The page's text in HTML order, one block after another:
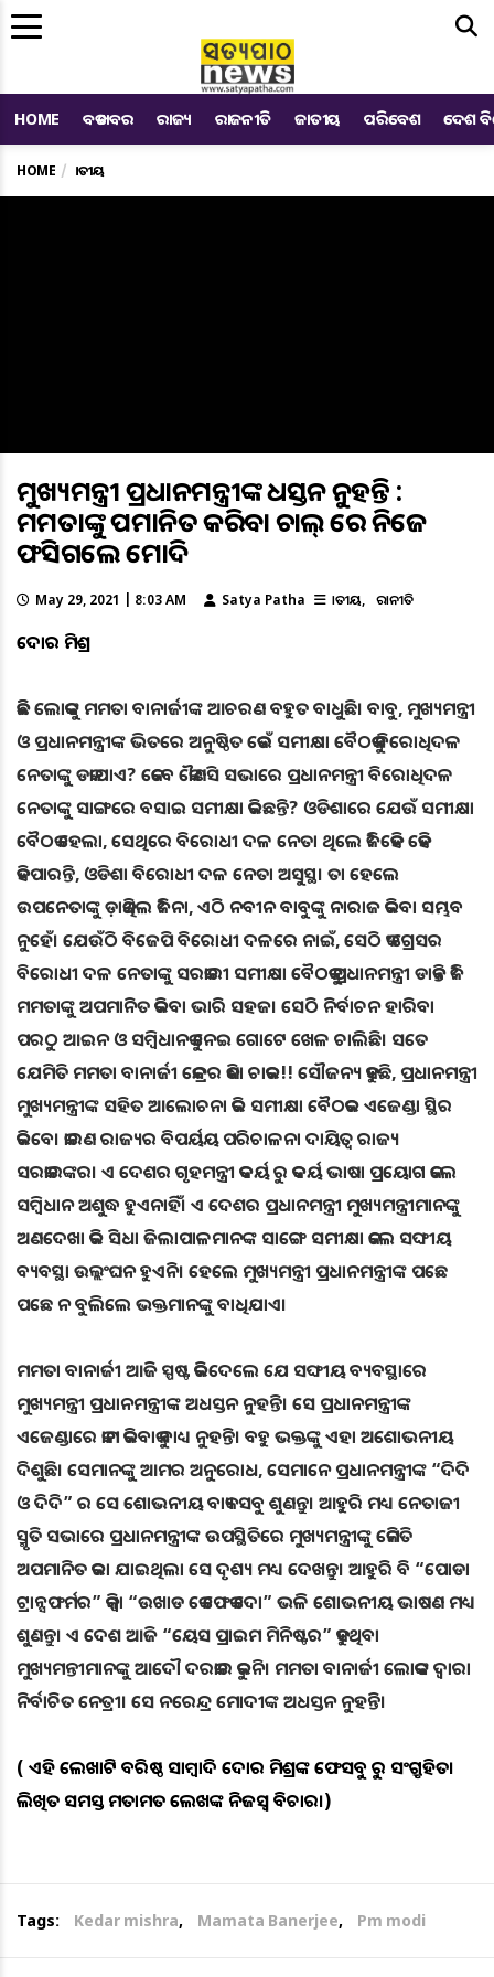
HOME ବଡ ଖବର ରାଜ୍ୟ ରାଜନୀତି ଜାତୀୟ ପରିବେଶ ଦେଶ
HOME ଜାତୀୟ
ମୁଖ୍ୟମନ୍ତ୍ରୀ ପ୍ରଧାନମନ୍ତ୍ରୀଙ୍କ ଅଧସ୍ତନ ନୁହନ୍ତି :
ମମତାଙ୍କୁ ଅପମାନିତ କରିବା ଚାଲ୍ ରେ ନିଜେ
ଫସିଗଲେ ମୋଦି
May 29, 2021 | 8:03 AM Satya Patha ଜାତୀୟ ରାଜନୀତି
କେଦାର ମିଶ୍ର
କିଛି ଲୋକଙ୍କୁ ମମତା ବାନାର୍ଜୀଙ୍କ ଆଚରଣ ବହୁତ ବାଧୁଛି। ବାବୁ, ମୁଖ୍ୟମନ୍ତ୍ରୀ
ଓ ପ୍ରଧାନମନ୍ତ୍ରୀଙ୍କ ଭିତରେ ଅନୁଷ୍ଠିତ କେଉଁ ସମୀକ୍ଷା ବୈଠକକୁ ବିରୋଧିଦଳ
ନେତାଙ୍କୁ ଡକାଯାଏ? କେବେ କୌଣସି ସଭାରେ ପ୍ରଧାନମନ୍ତ୍ରୀ ବିରୋଧିଦଳ
ନେତାଙ୍କୁ ସାଙ୍ଗରେ ବସାଇ ସମୀକ୍ଷା କରିଛନ୍ତି? ଓଡିଶାରେ ଯେଉଁ ସମୀକ୍ଷା
ବୈଠକ ହେଲା, ସେଥିରେ ବିରୋଧୀ ଦଳ ନେତା ଥିଲେ କି? କେହି କେହି
କହିପାରନ୍ତି, ଓଡିଶା ବିରୋଧୀ ଦଳ ନେତା ଅସୁସ୍ଥ। ତା ହେଲେ
ଉପନେତାଙ୍କୁ ଡ଼ାକିଥିଲ କି? ନା, ଏଠି ନବୀନ ବାବୁଙ୍କୁ ନାରାଜ କରିବା ସମ୍ଭବ
ନୁହେଁ। ଯେଉଁଠି ବିଜେପି ବିରୋଧୀ ଦଳରେ ନାଇଁ, ସେଠି କଂଗ୍ରେସର
ବିରୋଧୀ ଦଳ ନେତାଙ୍କୁ ସରକାରୀ ସମୀକ୍ଷା ବୈଠକକୁ ପ୍ରଧାନମନ୍ତ୍ରୀ ଡାକନ୍ତି କି?
ମମତାଙ୍କୁ ଅପମାନିତ କରିବା ଭାରି ସହଜ। ସେଠି ନିର୍ବାଚନ ହାରିବା
ପରଠୁ ଆଇନ ଓ ସମ୍ବିଧାନକୁ ନେଇ ଗୋଟେ ଖେଳ ଚାଲିଛି। ସତେ
ଯେମିତି ମମତା ବାନାର୍ଜୀ କେନ୍ଦ୍ରର କିଣା ଚାକର!! ସୌଜନ୍ୟ କହୁଛି, ପ୍ରଧାନମନ୍ତ୍ରୀ
ମୁଖ୍ୟମନ୍ତ୍ରୀଙ୍କ ସହିତ ଆଲୋଚନା କରି ସମୀକ୍ଷା ବୈଠକର ଏଜେଣ୍ଡା ସ୍ଥିର
କରିବେ। କାରଣ ରାଜ୍ୟର ବିପର୍ୟୟ ପରିଚାଳନା ଦାୟିତ୍ଵ ରାଜ୍ୟ
ସରକାରଙ୍କର। ଏ ଦେଶର ଗୃହମନ୍ତ୍ରୀ କଦର୍ୟ ରୁ କଦର୍ୟ ଭାଷା ପ୍ରୟୋଗ କଲେ
ସମ୍ବିଧାନ ଅଶୁଦ୍ଧ ହୁଏନାହିଁ। ଏ ଦେଶର ପ୍ରଧାନମନ୍ତ୍ରୀ ମୁଖ୍ୟମନ୍ତ୍ରୀମାନଙ୍କୁ
ଅଣଦେଖା କରି ସିଧା ଜିଲାପାଳମାନଙ୍କ ସାଙ୍ଗେ ସମୀକ୍ଷା କଲେ ସଙ୍ଘୀୟ
ବ୍ୟବସ୍ଥା ଉଲ୍ଲଂଘନ ହୁଏନି। ହେଲେ ମୁଖ୍ୟମନ୍ତ୍ରୀ ପ୍ରଧାନମନ୍ତ୍ରୀଙ୍କ ପଛେ
ପଛେ ନ ବୁଲିଲେ ଭକ୍ତମାନଙ୍କୁ ବାଧିଯାଏ।
ମମତା ବାନାର୍ଜୀ ଆଜି ସ୍ପଷ୍ଟ କରିଦେଲେ ଯେ ସଙ୍ଘୀୟ ବ୍ୟବସ୍ଥାରେ
ମୁଖ୍ୟମନ୍ତ୍ରୀ ପ୍ରଧାନମନ୍ତ୍ରୀଙ୍କ ଅଧସ୍ତନ ନୁହନ୍ତି। ସେ ପ୍ରଧାନମନ୍ତ୍ରୀଙ୍କ
ଏଜେଣ୍ଡାରେ କାମ କରିବାକୁ ବାଧ୍ୟ ନୁହନ୍ତି। ବହୁ ଭକ୍ତଙ୍କୁ ଏହା ଅଶୋଭନୀୟ
ଦିଶୁଛି। ସେମାନଙ୍କୁ ଆମର ଅନୁରୋଧ, ସେମାନେ ପ୍ରଧାନମନ୍ତ୍ରୀଙ୍କ “ଦିଦି
ଓ ଦିଦି” ର ସେ ଶୋଭନୀୟ ବାକ୍ୟ ସବୁ ଶୁଣନ୍ତୁ। ଆହୁରି ମଧ୍ୟ ନେତାଜୀ
ସ୍ମୃତି ସଭାରେ ପ୍ରଧାନମନ୍ତ୍ରୀଙ୍କ ଉପସ୍ଥିତିରେ ମୁଖ୍ୟମନ୍ତ୍ରୀଙ୍କୁ କେମିତି
ଅପମାନିତ କରା ଯାଇଥିଲା ସେ ଦୃଶ୍ୟ ମଧ୍ୟ ଦେଖନ୍ତୁ। ଆହୁରି ବି “ପୋଡା
ଟ୍ରାନ୍ସଫର୍ମର” କିମ୍ବା “ଉଖାଡ କେ ଫେକ ଦୋ” ଭଳି ଶୋଭନୀୟ ଭାଷଣ ମଧ୍ୟ
ଶୁଣନ୍ତୁ। ଏ ଦେଶ ଆଜି “ୟେସ ପ୍ରାଇମ ମିନିଷ୍ଟର” କହୁଥିବା
ମୁଖ୍ୟମନ୍ତୀମାନଙ୍କୁ ଆଦୌ ଦରକାର କରୁନି। ମମତା ବାନାର୍ଜୀ ଲୋକଙ୍କ ଦ୍ଵାରା
ନିର୍ବାଚିତ ନେତ୍ରୀ। ସେ ନରେନ୍ଦ୍ର ମୋଦୀଙ୍କ ଅଧସ୍ତନ ନୁହନ୍ତି।
( ଏହି ଲେଖାଟି ବରିଷ୍ଠ ସାମ୍ୱାଦିକ କେଦାର ମିଶ୍ରଙ୍କ ଫେସବୁକ୍ ରୁ ସଂଗ୍ରୃହିତ।
ଲିଖିତ ସମସ୍ତ ମତାମତ ଲେଖକଙ୍କ ନିଜସ୍ୱ ବିଚାର।)
Tags: Kedar mishra, Mamata Banerjee, Pm modi